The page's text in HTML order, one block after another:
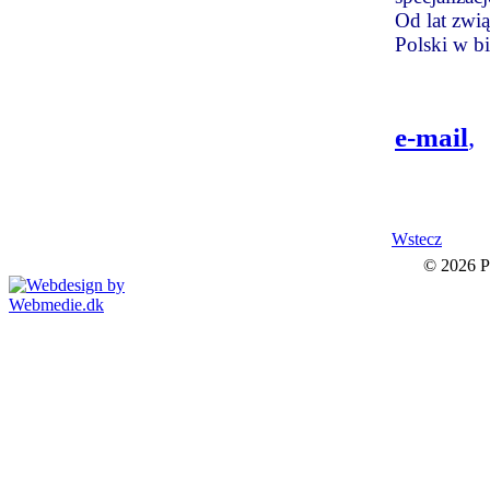
Od lat
Polski w
e-mail,
Wstecz
© 2026